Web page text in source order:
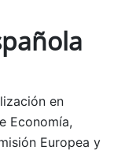
en
Economía,
Europea y